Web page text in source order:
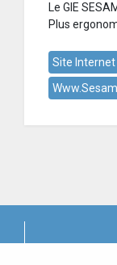
Le GIE
Plus
Site Internet